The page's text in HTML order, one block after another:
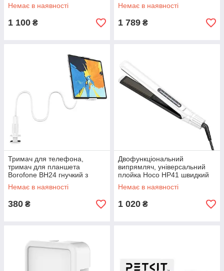
Немає в наявності
1 100 ₴
Немає в наявності
1 789 ₴
Тримач для телефона,
тримач для планшета
Borofone BH24 гнучкий з
алюмінієвого сплаву
Немає в наявності
380 ₴
Двофункціональний
випрямляч, універсальний
плойка Hoco HP41 швидкий
нагрів, компактний дизайн
Немає в наявності
1 020 ₴